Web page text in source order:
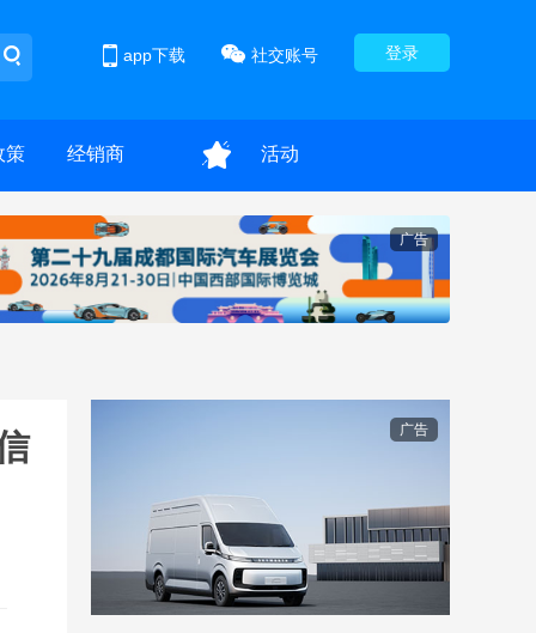
登录
社交账号
app下载
策 经销商 活动
广告
广告